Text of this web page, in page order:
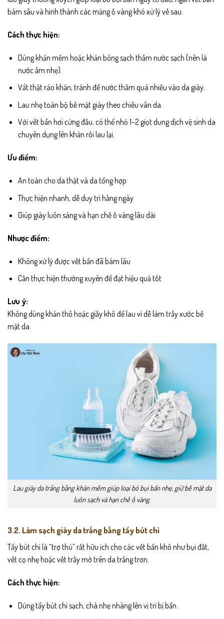
bám sâu và hình thành các mảng ố vàng khó xử lý về sau.
Cách thực hiện:
Dùng khăn mềm hoặc khăn bông sạch thấm nước sạch (nên là
nước ấm nhẹ).
Vắt thật ráo khăn, tránh để nước thấm quá nhiều vào da giày.
Lau nhẹ toàn bộ bề mặt giày theo chiều vân da.
Với vết bẩn hơi cứng đầu, có thể nhỏ 1–2 giọt dung dịch vệ sinh da
chuyên dụng lên khăn rồi lau lại.
Ưu điểm:
An toàn cho da thật và da tổng hợp
Thực hiện nhanh, dễ duy trì hằng ngày
Giúp giày luôn sáng và hạn chế ố vàng lâu dài
Nhược điểm:
Không xử lý được vết bẩn đã bám lâu
Cần thực hiện thường xuyên để đạt hiệu quả tốt
Lưu ý:
Không dùng khăn thô hoặc giấy khô để lau vì dễ làm trầy xước bề
mặt da.
Lau giày da trắng bằng khăn mềm giúp loại bỏ bụi bẩn nhẹ, giữ bề mặt da
luôn sạch và hạn chế ố vàng.
3.2. Làm sạch giày da trắng bằng tẩy bút chì
Tẩy bút chì là “trợ thủ” rất hữu ích cho các vết bẩn khô như bụi đất,
vết cọ nhẹ hoặc vết trầy mờ trên da trắng trơn.
Cách thực hiện:
Dùng tẩy bút chì sạch, chà nhẹ nhàng lên vị trí bị bẩn.